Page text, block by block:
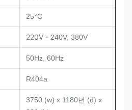
25°C
220V - 240V, 380V
50Hz, 60Hz
R404a
3750 (w) x 1180년 (d) x